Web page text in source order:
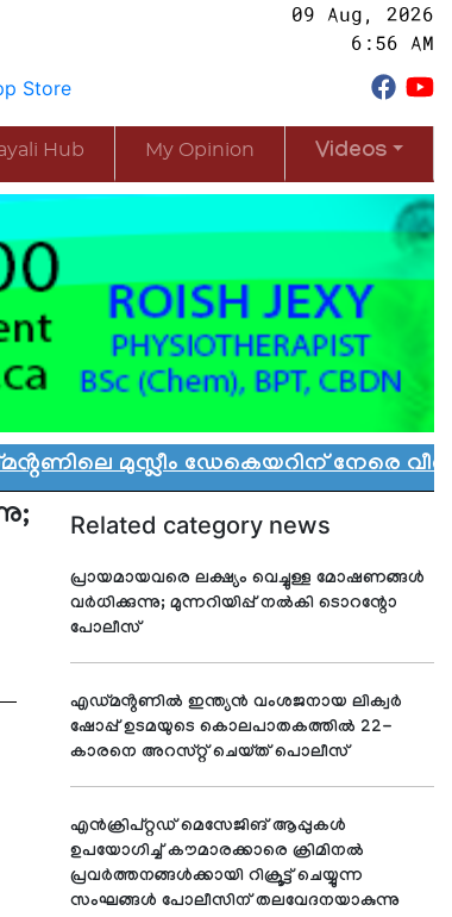
09 Aug, 2026
6:56 AM
Hub My Opinion Videos
ഡേകെയറിന് നേരെ വീണ്ടും
Related category news
പ്രായമായവരെ ലക്ഷ്യം വെച്ചുള്ള മോഷണങ്ങള്‍
വര്‍ധിക്കുന്നു; മുന്നറിയിപ്പ് നല്‍കി ടൊറന്റോ
പോലീസ്
എഡ്മൻ്റണിൽ ഇന്ത്യൻ വംശജനായ ലിക്വർ
ഷോപ്പ് ഉടമയുടെ കൊലപാതകത്തിൽ 22-
കാരനെ അറസ്റ്റ് ചെയ്ത് പൊലീസ്
എൻക്രിപ്റ്റഡ് മെസേജിങ് ആപ്പുകൾ
ഉപയോഗിച്ച് കൗമാരക്കാരെ ക്രിമിനൽ
പ്രവർത്തനങ്ങൾക്കായി റിക്രൂട്ട് ചെയ്യുന്ന
സംഘങ്ങൾ പോലീസിന് തലവേദനയാകുന്നു